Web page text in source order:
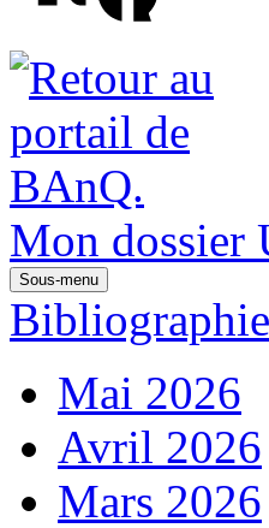
Mon dossier
Sous-menu
Mai 2026
Avril 2026
Mars 2026